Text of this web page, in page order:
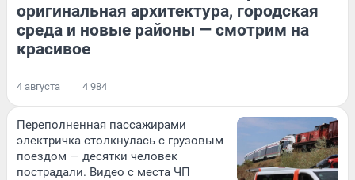
оригинальная архитектура, городская
среда и новые районы — смотрим на
красивое
4 августа 4 984
Переполненная пассажирами
электричка столкнулась с грузовым
поездом — десятки человек
пострадали. Видео с места ЧП